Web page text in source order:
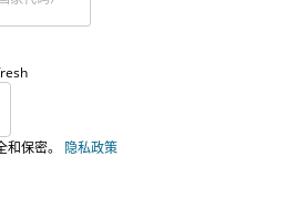
保密。 隐私政策